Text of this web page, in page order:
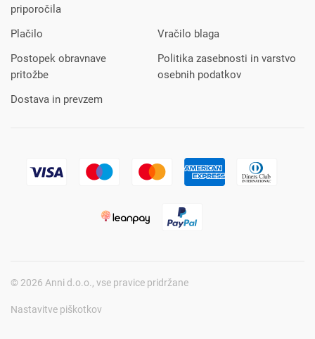
priporočila
Plačilo
Vračilo blaga
Postopek obravnave
pritožbe
Politika zasebnosti in varstvo
osebnih podatkov
Dostava in prevzem
© 2026 Anni d.o.o., vse pravice pridržane
Nastavitve piškotkov